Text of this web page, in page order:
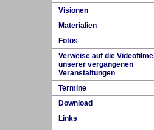
Visionen
Materialien
Fotos
Verweise auf die Videofilme
unserer vergangenen
Veranstaltungen
Termine
Download
Links